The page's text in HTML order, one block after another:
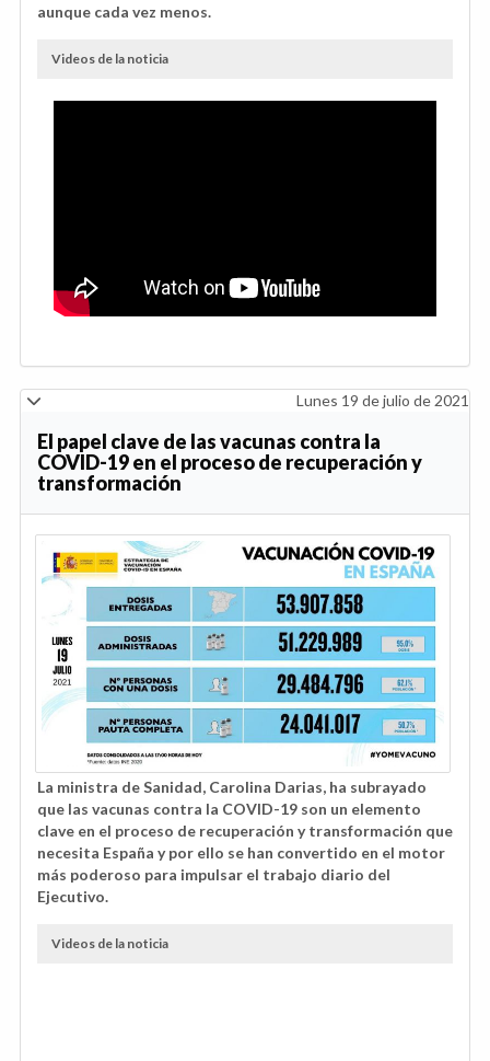
aunque cada vez menos.
Videos de la noticia
Lunes 19 de julio de 2021
El papel clave de las vacunas contra la
COVID-19 en el proceso de recuperación y
transformación
La ministra de Sanidad, Carolina Darias, ha subrayado
que las vacunas contra la COVID-19 son un elemento
clave en el proceso de recuperación y transformación que
necesita España y por ello se han convertido en el motor
más poderoso para impulsar el trabajo diario del
Ejecutivo.
Videos de la noticia